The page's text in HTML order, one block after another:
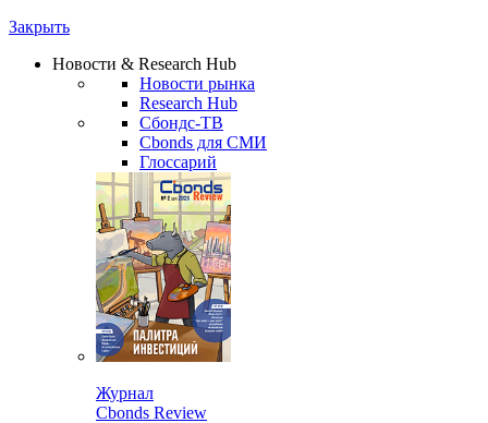
Закрыть
Новости & Research Hub
Новости рынка
Research Hub
Сбондс-ТВ
Cbonds для СМИ
Глоссарий
Журнал
Cbonds Review